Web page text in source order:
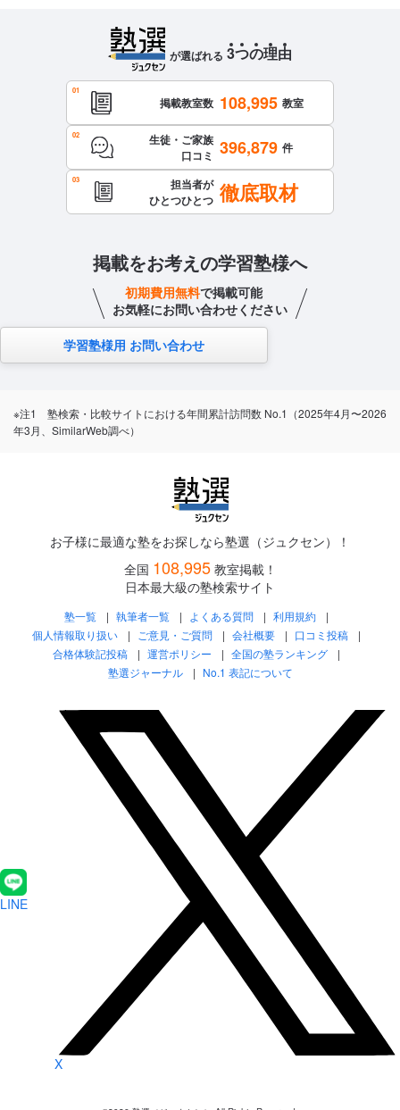
が選ばれる 3つの理由
掲載教室数 108,995 教室
生徒・ご家族
口コミ 396,879 件
担当者が
ひとつひとつ 徹底取材
掲載をお考えの学習塾様へ
初期費用無料で掲載可能
お気軽にお問い合わせください
学習塾様用 お問い合わせ
※注1 塾検索・比較サイトにおける年間累計訪問数 No.1（2025年4月〜2026
年3月、SimilarWeb調べ）
お子様に最適な塾をお探しなら塾選（ジュクセン）！
全国 108,995 教室掲載！
日本最大級の塾検索サイト
塾一覧 執筆者一覧 よくある質問
利用規約
個人情報取り扱い
ご意見・ご質問 会社概要
口コミ投稿
合格体験記投稿
運営ポリシー
全国の塾ランキング
塾選ジャーナル
No.1 表記について
LINE
X